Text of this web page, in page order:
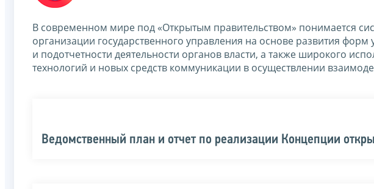
В современном мире под «Открытым правительством» понимается
организации государственного управления на основе развития
и подотчетности деятельности органов власти, а также широкого
технологий и новых средств коммуникации в осуществлении
Ведомственный план и отчет по реализации Концепции